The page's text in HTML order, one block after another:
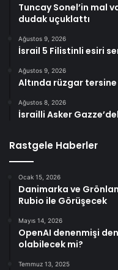
Tuncay Sonel’in mal
dudak uçuklattı
Ağustos 9, 2026
İsrail 5 Filistinli esiri
Ağustos 9, 2026
Altında rüzgar
Ağustos 8, 2026
İsrailli Asker
Rastgele Haberler
Ocak 15, 2026
Danimarka ve
Rubio ile Görüşecek
Mayıs 14, 2026
OpenAI denenmişi
olabilecek mi?
Temmuz 13, 2025